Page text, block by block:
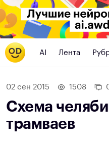
AI Лента
02 сен 2015 1508
Схема
трамваев